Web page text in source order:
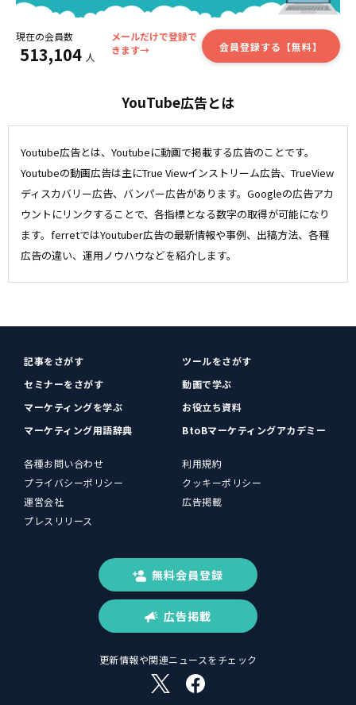
現在の会員数
513,104 人
メールだけで登録で
きます→
会員登録する【無料】
YouTube広告とは
Youtube広告とは、Youtubeに動画で掲載する広告のことです。
Youtubeの動画広告は主にTrue Viewインストリーム広告、TrueView
ディスカバリー広告、バンパー広告があります。Googleの広告アカ
ウントにリンクすることで、各指標となる数字の取得が可能になり
ます。ferretではYoutuber広告の最新情報や事例、出稿方法、各種
広告の違い、運用ノウハウなどを紹介します。
記事をさがす
ツールをさがす
セミナーをさがす
動画で学ぶ
マーケティングを学ぶ
お役立ち資料
マーケティング用語辞典
BtoBマーケティングアカデミー
各種お問い合わせ
利用規約
プライバシーポリシー
クッキーポリシー
運営会社
広告掲載
プレスリリース
無料会員登録
広告掲載
更新情報や関連ニュースをチェック